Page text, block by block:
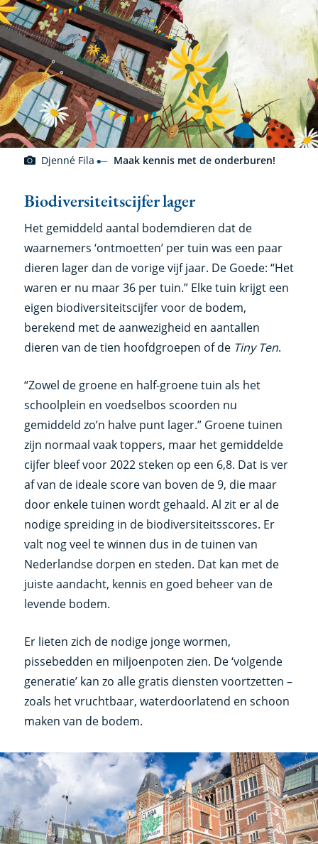
Djenné Fila Maak kennis met de onderburen!
Biodiversiteitscijfer lager
Het gemiddeld aantal bodemdieren dat de
waarnemers ‘ontmoetten’ per tuin was een paar
dieren lager dan de vorige vijf jaar. De Goede: “Het
waren er nu maar 36 per tuin.” Elke tuin krijgt een
eigen biodiversiteitscijfer voor de bodem,
berekend met de aanwezigheid en aantallen
dieren van de tien hoofdgroepen of de Tiny Ten.
“Zowel de groene en half-groene tuin als het
schoolplein en voedselbos scoorden nu
gemiddeld zo’n halve punt lager.” Groene tuinen
zijn normaal vaak toppers, maar het gemiddelde
cijfer bleef voor 2022 steken op een 6,8. Dat is ver
af van de ideale score van boven de 9, die maar
door enkele tuinen wordt gehaald. Al zit er al de
nodige spreiding in de biodiversiteitsscores. Er
valt nog veel te winnen dus in de tuinen van
Nederlandse dorpen en steden. Dat kan met de
juiste aandacht, kennis en goed beheer van de
levende bodem.
Er lieten zich de nodige jonge wormen,
pissebedden en miljoenpoten zien. De ‘volgende
generatie’ kan zo alle gratis diensten voortzetten –
zoals het vruchtbaar, waterdoorlatend en schoon
maken van de bodem.